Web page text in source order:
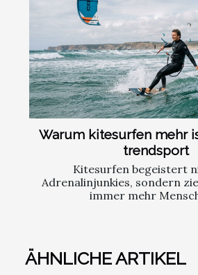
Warum kitesurfen mehr
trendsport
Kitesurfen begeistert
Adrenalinjunkies, sondern
immer mehr
ÄHNLICHE ARTIKEL